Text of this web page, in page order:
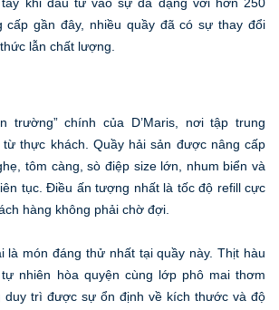
cấp gần đây, nhiều quầy đã có sự thay đổi
lẫn chất lượng.
trường” chính của D’Maris, nơi tập trung
từ thực khách. Quầy hải sản được nâng cấp
tôm càng, sò điệp size lớn, nhum biển và
tục. Điều ấn tượng nhất là tốc độ refill cực
hàng không phải chờ đợi.
là món đáng thử nhất tại quầy này. Thịt hàu
nhiên hòa quyện cùng lớp phô mai thơm
duy trì được sự ổn định về kích thước và độ